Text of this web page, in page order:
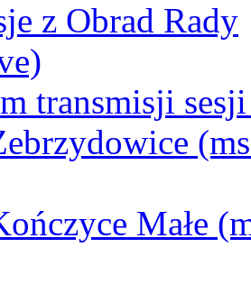
z Obrad Rady
transmisji
Małe